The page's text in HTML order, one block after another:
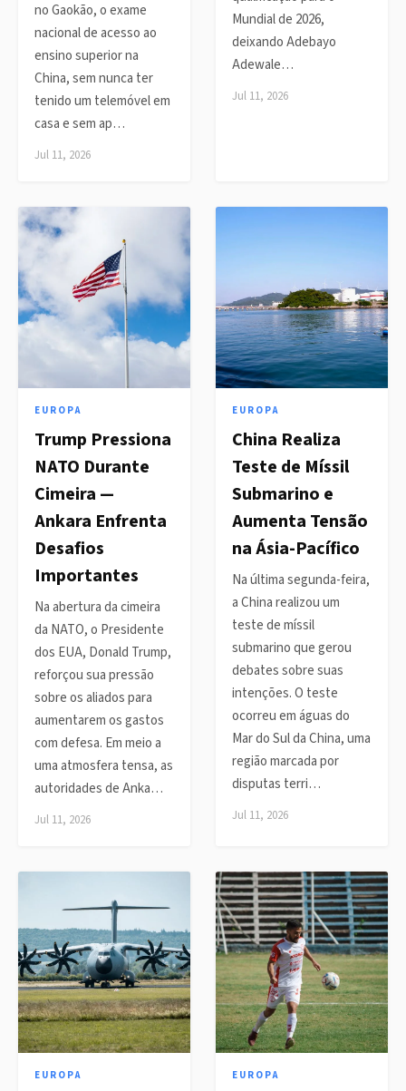
no Gaokão, o exame
nacional de acesso ao
ensino superior na
China, sem nunca ter
tenido um telemóvel em
casa e sem ap…
Jul 11, 2026
Mundial de 2026,
deixando Adebayo
Adewale…
Jul 11, 2026
EUROPA
Trump Pressiona
NATO Durante
Cimeira —
Ankara Enfrenta
Desafios
Importantes
Na abertura da cimeira
da NATO, o Presidente
dos EUA, Donald Trump,
reforçou sua pressão
sobre os aliados para
aumentarem os gastos
com defesa. Em meio a
uma atmosfera tensa, as
autoridades de Anka…
Jul 11, 2026
EUROPA
China Realiza
Teste de Míssil
Submarino e
Aumenta Tensão
na Ásia-Pacífico
Na última segunda-feira,
a China realizou um
teste de míssil
submarino que gerou
debates sobre suas
intenções. O teste
ocorreu em águas do
Mar do Sul da China, uma
região marcada por
disputas terri…
Jul 11, 2026
EUROPA EUROPA